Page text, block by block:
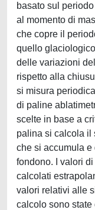
basato sul
al momento di
che copre il
quello
delle variazioni
rispetto alla
si misura
di paline
scelte in base a
palina si calcola il
che si accumula
fondono. I valori
calcolati
valori relativi alle
calcolo sono state